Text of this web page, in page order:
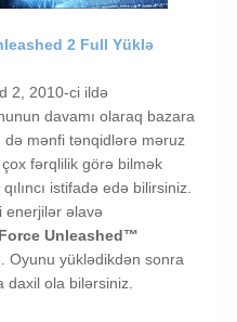
2 Full Yüklə
2, 2010-ci ildə
davamı olaraq bazara
də mənfi tənqidlərə məruz
fərqlilik görə bilmək
istifadə edə bilirsiniz.
enerjilər əlavə
Unleashed™
Oyunu yüklədikdən sonra
daxil ola bilərsiniz.